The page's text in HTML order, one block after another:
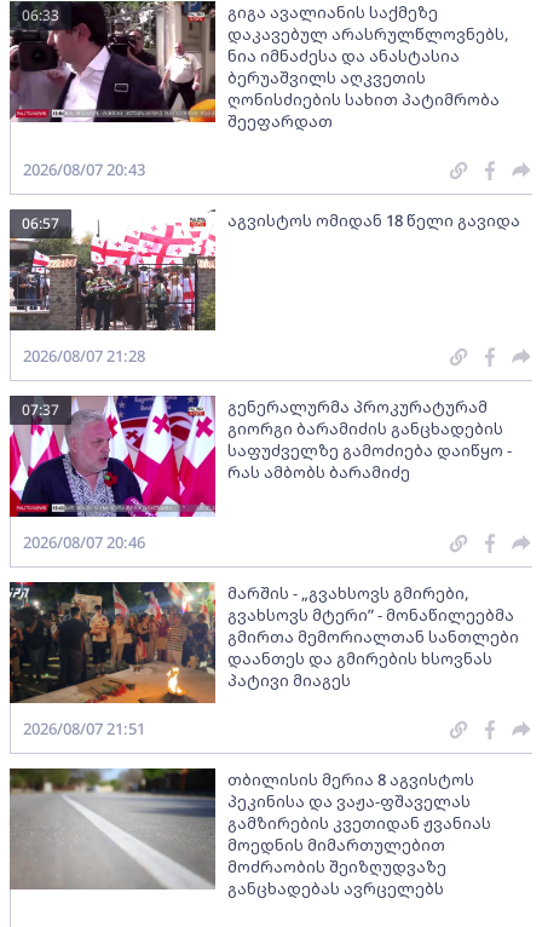
გიგა ავალიანის საქმეზე
დაკავებულ არასრულწლოვნებს,
ნია იმნაძესა და ანასტასია
ბერუაშვილს აღკვეთის
ღონისძიების სახით პატიმრობა
შეეფარდათ
06:33
2026/08/07 20:43
აგვისტოს ომიდან 18 წელი გავიდა
06:57
2026/08/07 21:28
გენერალურმა პროკურატურამ
გიორგი ბარამიძის განცხადების
საფუძველზე გამოძიება დაიწყო -
რას ამბობს ბარამიძე
07:37
2026/08/07 20:46
მარშის - „გვახსოვს გმირები,
გვახსოვს მტერი” - მონაწილეებმა
გმირთა მემორიალთან სანთლები
დაანთეს და გმირების ხსოვნას
პატივი მიაგეს
2026/08/07 21:51
თბილისის მერია 8 აგვისტოს
პეკინისა და ვაჟა-ფშაველას
გამზირების კვეთიდან ჟვანიას
მოედნის მიმართულებით
მოძრაობის შეიზღუდვაზე
განცხადებას ავრცელებს